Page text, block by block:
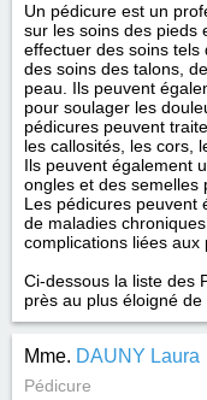
Un pédicure est un
sur les soins des pieds
effectuer des soins tels
des soins des talons,
peau. Ils peuvent
pour soulager les
pédicures peuvent
les callosités, les cors,
Ils peuvent également
ongles et des semelles
Les pédicures peuvent
de maladies
complications liées aux
Ci-dessous la liste des
près au plus éloigné de
Mme. DAUNY Laura
Pédicure